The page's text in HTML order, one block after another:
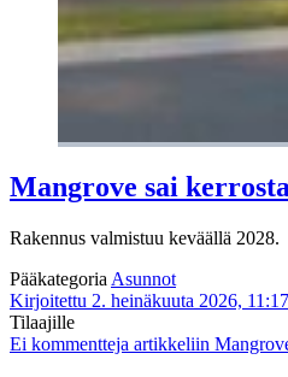
Mangrove sai
Rakennus valmistuu keväällä 2028.
Pääkategoria Asunnot
Kirjoitettu 2. heinäkuuta 2026, 11:17
Tilaajille
Ei kommentteja artikkeliin